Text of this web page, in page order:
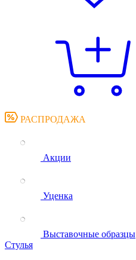
РАСПРОДАЖА
Акции
Уценка
Выставочные образцы
Стулья